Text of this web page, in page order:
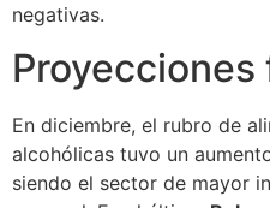
negativas.
En diciembre, el rubro de
alcohólicas tuvo un
siendo el sector de mayor